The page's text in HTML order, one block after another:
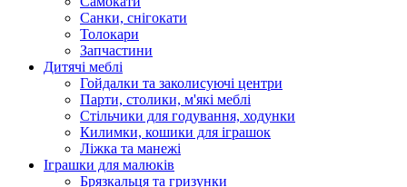
Санки, снігокати
Толокари
Запчастини
Дитячі меблі
Гойдалки та заколисуючі центри
Парти, столики, м'які меблі
Стільчики для годування, ходунки
Килимки, кошики для іграшок
Ліжка та манежі
Іграшки для малюків
Брязкальця та гризунки